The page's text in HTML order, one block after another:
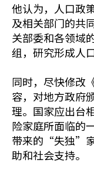
他认为，人口政
及相关部门的共
关部委和各领域
组，研究形成人
同时，尽快修改
容，对地方政府
理。国家应出台
险家庭所面临的
带来的“失独”
助和社会支持。